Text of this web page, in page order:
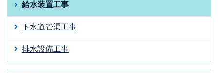
給水装置工事
下水道管渠工事
排水設備工事